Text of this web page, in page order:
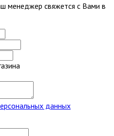
менеджер свяжется с Вами в
данных